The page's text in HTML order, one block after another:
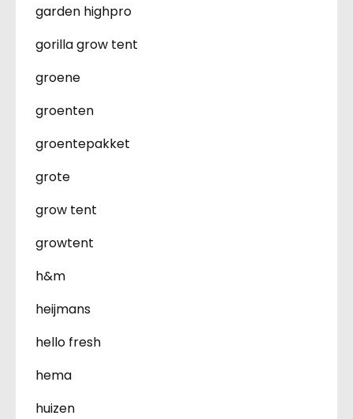
garden highpro
gorilla grow tent
groene
groenten
groentepakket
grote
grow tent
growtent
h&m
heijmans
hello fresh
hema
huizen